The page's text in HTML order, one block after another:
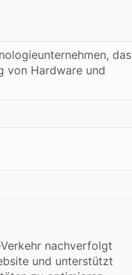
das
von Hardware und
nachverfolgt
und unterstützt